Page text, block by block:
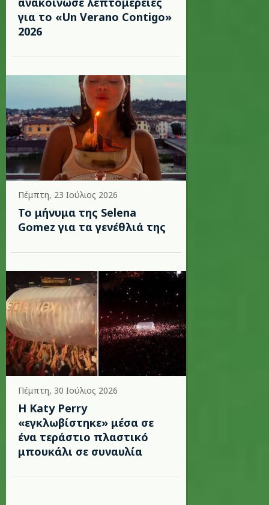
για το «Un Verano Contigo»
2026
Πέμπτη, 23 Ιούλιος 2026
Το μήνυμα της Selena
Gomez για τα γενέθλιά της
Πέμπτη, 30 Ιούλιος 2026
H Katy Perry
«εγκλωβίστηκε» μέσα σε
ένα τεράστιο πλαστικό
μπουκάλι σε συναυλία